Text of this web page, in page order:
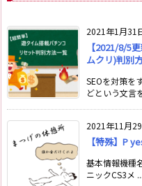
2021年1月31
【2021/8/5
ムクリ)判別
SEOを対策を
どという文言
2021年11月
【特殊】P
基本情報機種
ニックCS3メ ...